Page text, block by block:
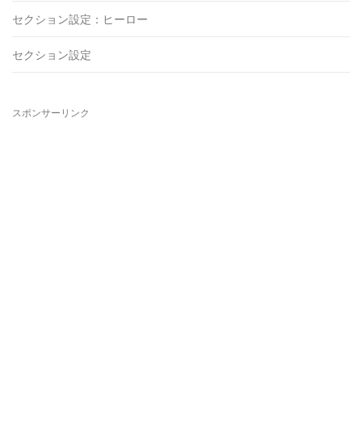
セクション設定：ヒーロー
セクション設定
スポンサーリンク